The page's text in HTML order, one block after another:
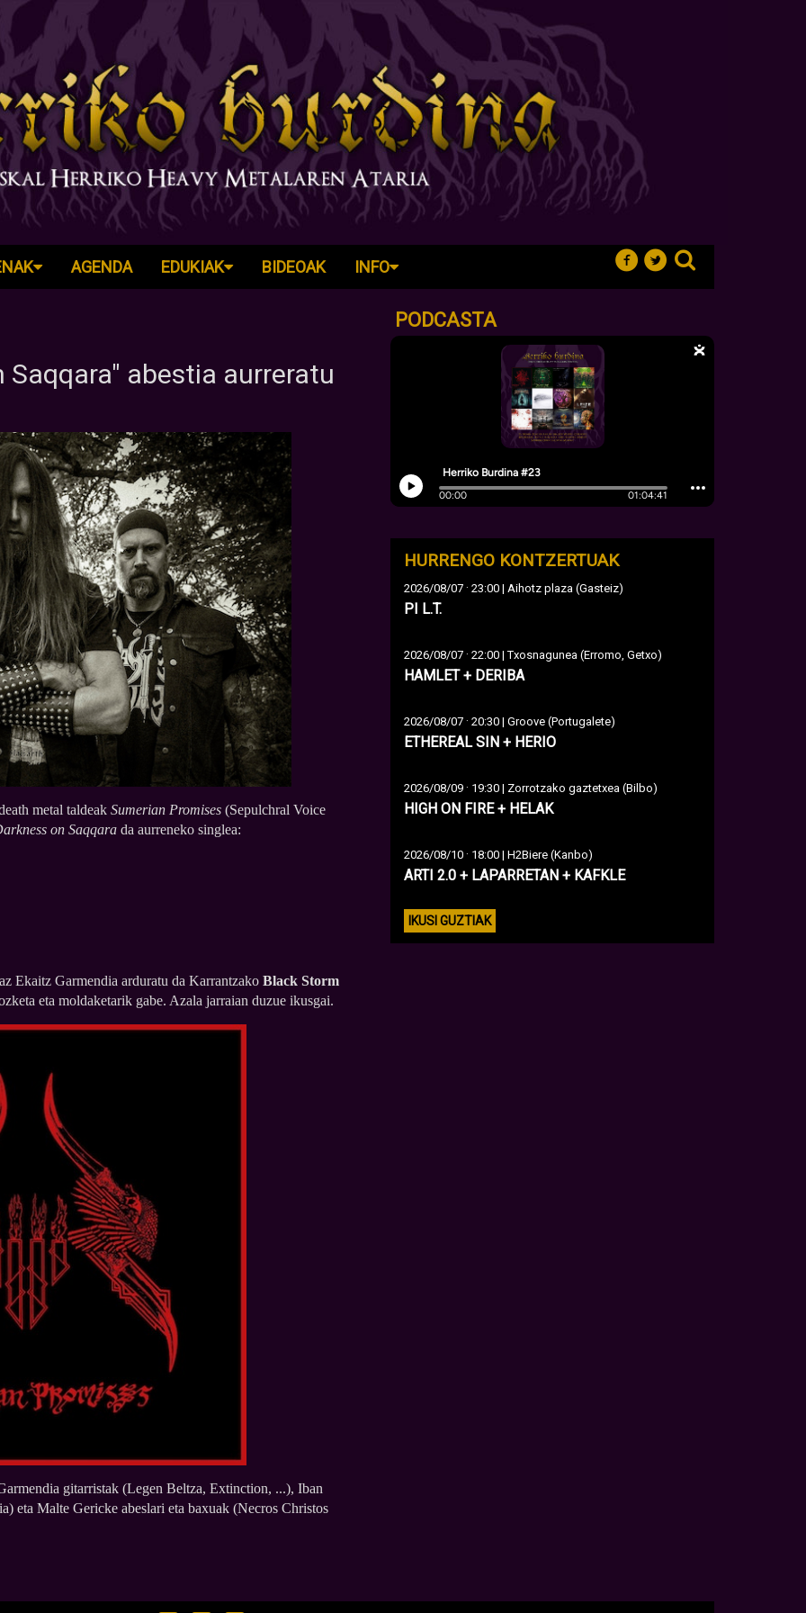
AGENDA EDUKIAK BIDEOAK INFO
abestia aurreratu
metal taldeak Sumerian Promises (Sepulchral Voice
on Saqqara da aurreneko singlea:
Ekaitz Garmendia arduratu da Karrantzako Black Storm
eta moldaketarik gabe. Azala jarraian duzue ikusgai.
gitarristak (Legen Beltza, Extinction, ...), Iban
eta Malte Gericke abeslari eta baxuak (Necros Christos
PODCASTA
HURRENGO KONTZERTUAK
2026/08/07 · 23:00 | Aihotz plaza (Gasteiz)
PI L.T.
2026/08/07 · 22:00 | Txosnagunea (Erromo, Getxo)
HAMLET + DERIBA
2026/08/07 · 20:30 | Groove (Portugalete)
ETHEREAL SIN + HERIO
2026/08/09 · 19:30 | Zorrotzako gaztetxea (Bilbo)
HIGH ON FIRE + HELAK
2026/08/10 · 18:00 | H2Biere (Kanbo)
ARTI 2.0 + LAPARRETAN + KAFKLE
IKUSI GUZTIAK